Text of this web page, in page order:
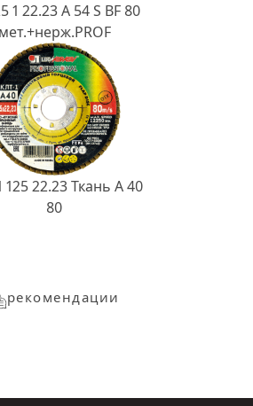
1 22.23 A 54 S BF 80
мет.+нерж.PROF
125 22.23 Ткань A 40
80
рекомендации